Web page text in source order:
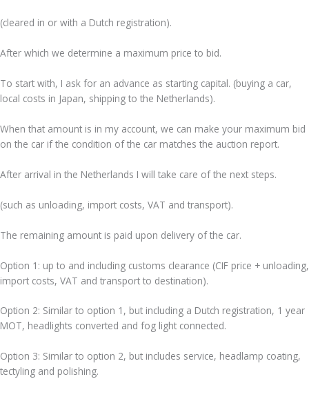
(cleared in or with a Dutch registration).
After which we determine a maximum price to bid.
To start with, I ask for an advance as starting capital. (buying a car,
local costs in Japan, shipping to the Netherlands).
When that amount is in my account, we can make your maximum bid
on the car if the condition of the car matches the auction report.
After arrival in the Netherlands I will take care of the next steps.
(such as unloading, import costs, VAT and transport).
The remaining amount is paid upon delivery of the car.
Option 1: up to and including customs clearance (CIF price + unloading,
import costs, VAT and transport to destination).
Option 2: Similar to option 1, but including a Dutch registration, 1 year
MOT, headlights converted and fog light connected.
Option 3: Similar to option 2, but includes service, headlamp coating,
tectyling and polishing.